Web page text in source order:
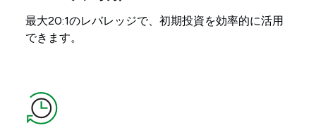
最大20:1のレバレッジで、初期投資を効率的に活用
できます。